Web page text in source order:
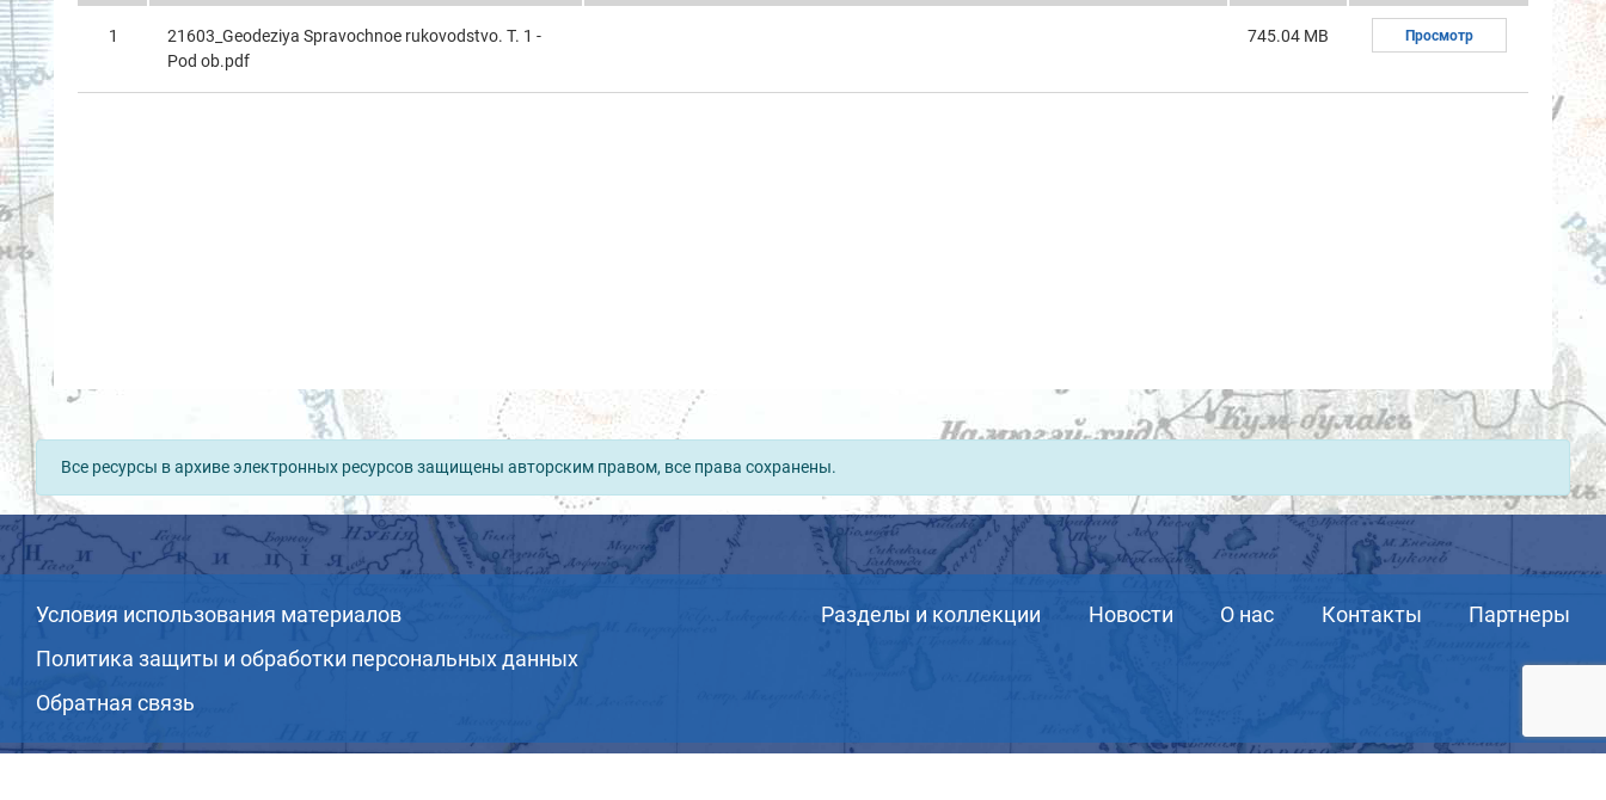
1
21603_Geodeziya Spravochnoe rukovodstvo. T. 1 -
Pod ob.pdf
745.04 MB Просмотр
Все ресурсы в архиве электронных ресурсов защищены авторским правом, все права сохранены.
Условия использования материалов
Политика защиты и обработки персональных данных
Обратная связь
Разделы и коллекции Новости О нас Контакты Партнеры